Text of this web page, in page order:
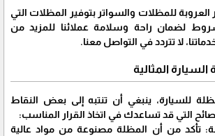
للمظلات والسواتر بتوفير المظلات التي
لضمان راحة وسلامة عملائنا للمزيد من
لا تتردد في التواصل معنا.
المثالية
للسيارة، ينبغي أن تنتبه إلى بعض النقاط
التي قد تساعدك في اتخاذ القرار المناسب:
تأكد من أن المظلة مصنوعة من مواد عالية